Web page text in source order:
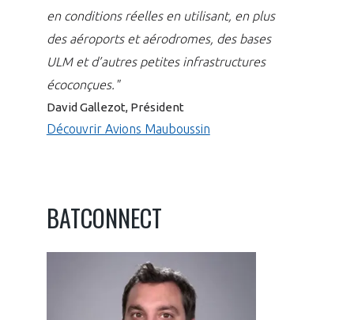
en conditions réelles en utilisant, en plus
des aéroports et aérodromes, des bases
ULM et d’autres petites infrastructures
écoconçues."
David Gallezot, Président
Découvrir Avions Mauboussin
BATCONNECT